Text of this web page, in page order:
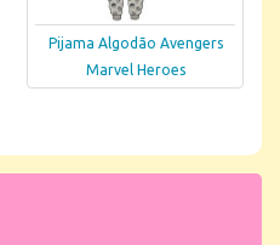
Pijama Algodão Avengers
Marvel Heroes